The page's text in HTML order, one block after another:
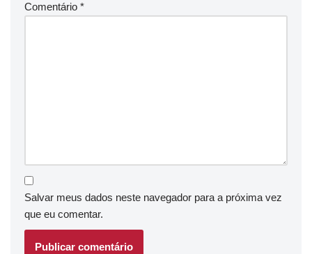
Comentário *
Salvar meus dados neste navegador para a próxima vez
que eu comentar.